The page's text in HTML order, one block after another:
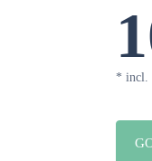
* incl.